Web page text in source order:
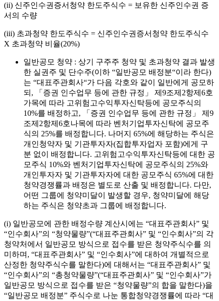
(ii) 신주인수권증서청약 한도주식수 = 보유한 신주인수권 증
서의 수량
(iii) 초과청약 한도주식수 = 신주인수권증서청약 한도주식수
X 초과청약 비율(20%)
일반공모 청약 : 상기 구주주 청약 및 초과청약 결과 발생
한 실권주 및 단수주(이하 “일반공모 배정분“이라 한다)
는 “대표주관회사“가 다음 각호와 같이 일반에게 공모하
되 , 「증권 인수업무 등에 관한 규정」 제 9조제 2항제 6호
가목에 따라 고위험고수익투자신탁등에 공모주식의
10%를 배정하고, 「증권 인수업무 등에 관한 규정」 제 9
조제 2항제 6호나목에 따라 벤처기업투자신탁에 공모주
식의 25%를 배정합니다. 나머지 65%에 해당하는 주식은
개인청약자 및 기관투자자(집합투자업자 포함)에게 구
분 없이 배정합니다. 고위험고수익투자신탁등에 대한 공
모주식 10%와 벤처기업투자신탁에 공모주식의 25%와
개인투자자 및 기관투자자에 대한 공모주식 65%에 대한
청약경쟁률과 배정은 별도로 산출 및 배정합니다. 다만,
어떤 그룹에 청약미달이 발생할 경우, 청약미달에 해당
하는 주식은 청약초과 그룹에 배정합니다.
(i) 일반공모에 관한 배정수량 계산시에는 “대표주관회사” 및
“인수회사”의 “청약물량”(“대표주관회사” 및 “인수회사”의 각
청약처에서 일반공모 방식으로 접수를 받은 청약주식수를 의
미하며 , “대표주관회사” 및 “인수회사”에 대하여 개별적으로
산정한 청약주식수를 말한다)에 대해서는 “대표주관회사” 및
“인수회사”의 “총청약물량”(“대표주관회사” 및 “인수회사”가
일반공모 방식으로 접수를 받은 “청약물량”의 합을 말한다)을
“일반공모 배정분” 주식수로 나눈 통합청약경쟁률에 따라 “대